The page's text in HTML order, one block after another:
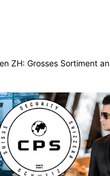
ZH: Grosses Sortiment